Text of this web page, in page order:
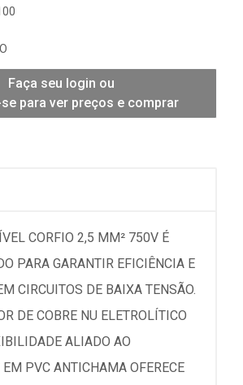
Faça seu login ou
para ver preços e comprar
CORFIO 2,5 MM² 750V É
PARA GARANTIR EFICIÊNCIA E
CIRCUITOS DE BAIXA TENSÃO.
DE COBRE NU ELETROLÍTICO
ALIADO AO
PVC ANTICHAMA OFERECE